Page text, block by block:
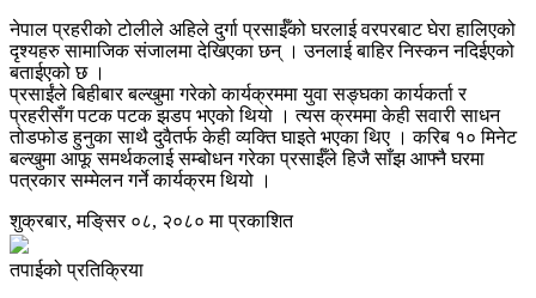
नेपाल प्रहरीको टोलीले अहिले दुर्गा प्रसाईँको घरलाई वरपरबाट घेरा हालिएको
दृश्यहरु सामाजिक संजालमा देखिएका छन् । उनलाई बाहिर निस्कन नदिईएको
बताईएको छ ।
प्रसाईंले बिहीबार बल्खुमा गरेको कार्यक्रममा युवा सङ्घका कार्यकर्ता र
प्रहरीसँग पटक पटक झडप भएको थियो । त्यस क्रममा केही सवारी साधन
तोडफोड हुनुका साथै दुवैतर्फ केही व्यक्ति घाइते भएका थिए । करिब १० मिनेट
बल्खुमा आफू समर्थकलाई सम्बोधन गरेका प्रसाईँले हिजै साँझ आफ्नै घरमा
पत्रकार सम्मेलन गर्ने कार्यक्रम थियो ।
शुक्रबार, मङि्सर ०८, २०८० मा प्रकाशित
तपाईको प्रतिक्रिया